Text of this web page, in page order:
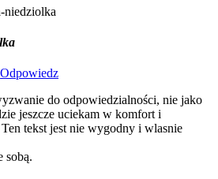
Odpowiedz
do odpowiedzialności, nie jako
jeszcze uciekam w komfort i
tekst jest nie wygodny i wlasnie
sobą.